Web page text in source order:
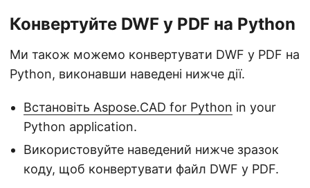
Конвертуйте DWF у PDF на Python
Ми також можемо конвертувати DWF у PDF на
Python, виконавши наведені нижче дії.
Встановіть Aspose.CAD for Python in your
Python application.
Використовуйте наведений нижче зразок
коду, щоб конвертувати файл DWF у PDF.